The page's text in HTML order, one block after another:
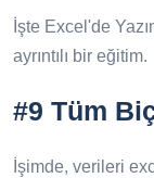
İşte Excel'de
ayrıntılı bir eğitim.
#9 Tüm
İşimde, verileri